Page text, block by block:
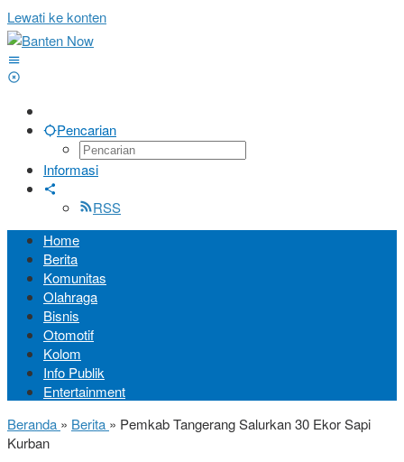
Lewati ke konten
Pencarian
Informasi
RSS
Home
Berita
Komunitas
Olahraga
Bisnis
Otomotif
Kolom
Info Publik
Entertainment
Beranda » Berita » Pemkab Tangerang Salurkan 30 Ekor Sapi
Kurban